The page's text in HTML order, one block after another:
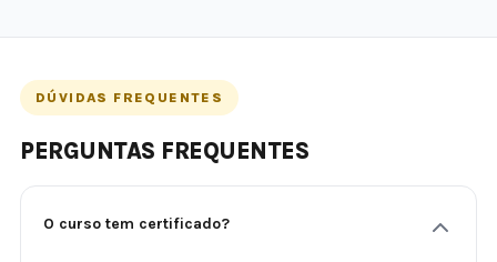
DÚVIDAS FREQUENTES
PERGUNTAS FREQUENTES
O curso tem certificado?